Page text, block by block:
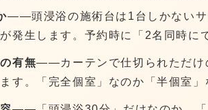
——頭浸浴の施術台は1台しかないサ
発生します。予約時に「2名同時に
有無——カーテンで仕切られただけ
す。「完全個室」なのか「半個室